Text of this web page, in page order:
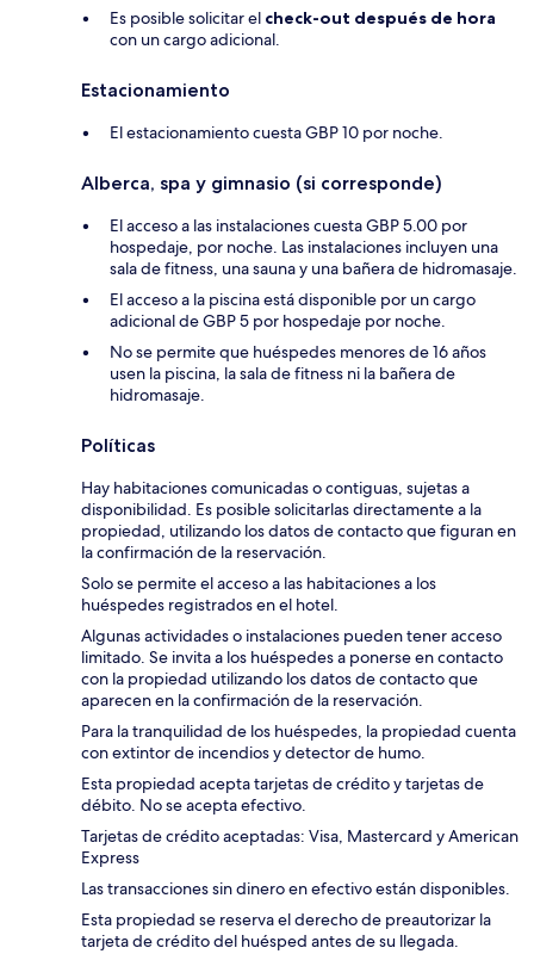
Es posible solicitar el check-out después de hora
con un cargo adicional.
Estacionamiento
El estacionamiento cuesta GBP 10 por noche.
Alberca, spa y gimnasio (si corresponde)
El acceso a las instalaciones cuesta GBP 5.00 por
hospedaje, por noche. Las instalaciones incluyen una
sala de fitness, una sauna y una bañera de hidromasaje.
El acceso a la piscina está disponible por un cargo
adicional de GBP 5 por hospedaje por noche.
No se permite que huéspedes menores de 16 años
usen la piscina, la sala de fitness ni la bañera de
hidromasaje.
Políticas
Hay habitaciones comunicadas o contiguas, sujetas a
disponibilidad. Es posible solicitarlas directamente a la
propiedad, utilizando los datos de contacto que figuran en
la confirmación de la reservación.
Solo se permite el acceso a las habitaciones a los
huéspedes registrados en el hotel.
Algunas actividades o instalaciones pueden tener acceso
limitado. Se invita a los huéspedes a ponerse en contacto
con la propiedad utilizando los datos de contacto que
aparecen en la confirmación de la reservación.
Para la tranquilidad de los huéspedes, la propiedad cuenta
con extintor de incendios y detector de humo.
Esta propiedad acepta tarjetas de crédito y tarjetas de
débito. No se acepta efectivo.
Tarjetas de crédito aceptadas: Visa, Mastercard y American
Express
Las transacciones sin dinero en efectivo están disponibles.
Esta propiedad se reserva el derecho de preautorizar la
tarjeta de crédito del huésped antes de su llegada.